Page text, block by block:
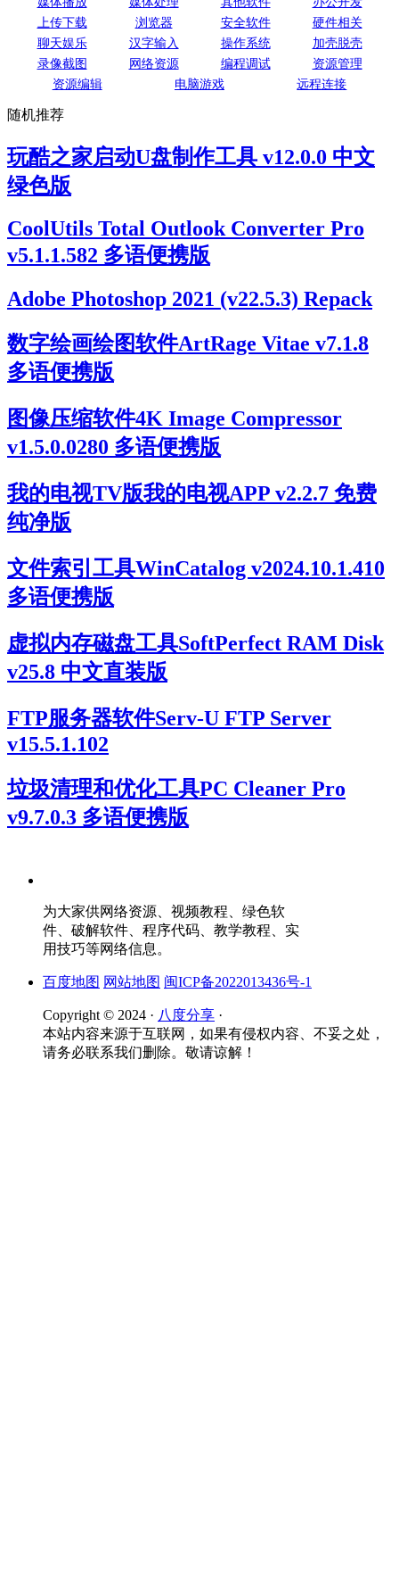
上传下载
浏览器 安全软件
硬件相关
聊天娱乐
汉字输入 操作系统
加壳脱壳
录像截图
网络资源 编程调试
资源管理
资源编辑
电脑游戏 远程连接
随机推荐
玩酷之家启动U盘制作工具 v12.0.0 中文
绿色版
CoolUtils Total Outlook Converter Pro
v5.1.1.582 多语便携版
Adobe Photoshop 2021 (v22.5.3) Repack
数字绘画绘图软件ArtRage Vitae v7.1.8
多语便携版
图像压缩软件4K Image Compressor
v1.5.0.0280 多语便携版
我的电视TV版我的电视APP v2.2.7 免费
纯净版
文件索引工具WinCatalog v2024.10.1.410
多语便携版
虚拟内存磁盘工具SoftPerfect RAM Disk
v25.8 中文直装版
FTP服务器软件Serv-U FTP Server
v15.5.1.102
垃圾清理和优化工具PC Cleaner Pro
v9.7.0.3 多语便携版
为大家供网络资源、视频教程、绿色软
件、破解软件、程序代码、教学教程、实
用技巧等网络信息。
百度地图 网站地图 闽ICP备2022013436号-1
Copyright © 2024 · 八度分享 ·
本站内容来源于互联网，如果有侵权内容、不妥之处，
请务必联系我们删除。敬请谅解！